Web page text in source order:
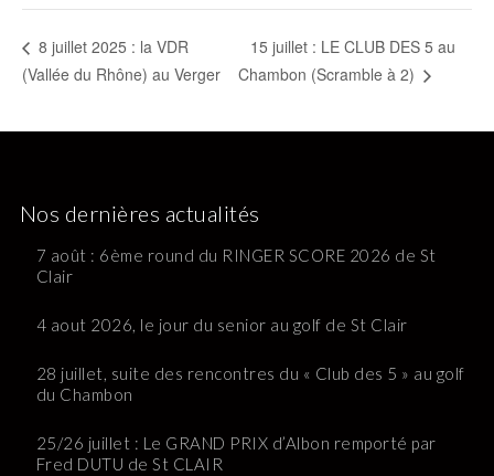
8 juillet 2025 : la VDR
(Vallée du Rhône) au Verger
15 juillet : LE CLUB DES 5 au
Chambon (Scramble à 2)
Nos dernières actualités
7 août : 6ème round du RINGER SCORE 2026 de St
Clair
4 aout 2026, le jour du senior au golf de St Clair
28 juillet, suite des rencontres du « Club des 5 » au golf
du Chambon
25/26 juillet : Le GRAND PRIX d’Albon remporté par
Fred DUTU de St CLAIR